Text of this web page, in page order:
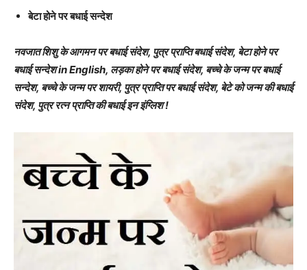
बेटा होने पर बधाई सन्देश
नवजात शिशु के आगमन पर बधाई संदेश, पुत्र प्राप्ति बधाई संदेश, बेटा होने पर
बधाई सन्देश in English, लड़का होने पर बधाई संदेश, बच्चे के जन्म पर बधाई
सन्देश, बच्चे के जन्म पर शायरी, पुत्र प्राप्ति पर बधाई संदेश, बेटे को जन्म की बधाई
संदेश, पुत्र रत्न प्राप्ति की बधाई इन इंग्लिश !